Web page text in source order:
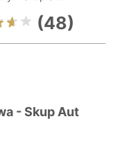
(48)
- Skup Aut